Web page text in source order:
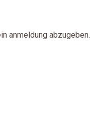
anmeldung abzugeben.